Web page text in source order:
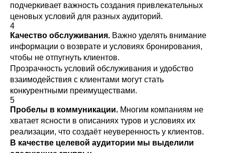
подчеркивает важность создания привлекательных
ценовых условий для разных аудиторий.
4
Качество обслуживания. Важно уделять внимание
информации о возврате и условиях бронирования,
чтобы не отпугнуть клиентов.
Прозрачность условий обслуживания и удобство
взаимодействия с клиентами могут стать
конкурентными преимуществами.
5
Пробелы в коммуникации. Многим компаниям не
хватает ясности в описаниях туров и условиях их
реализации, что создаёт неуверенность у клиентов.
В качестве целевой аудитории мы выделили